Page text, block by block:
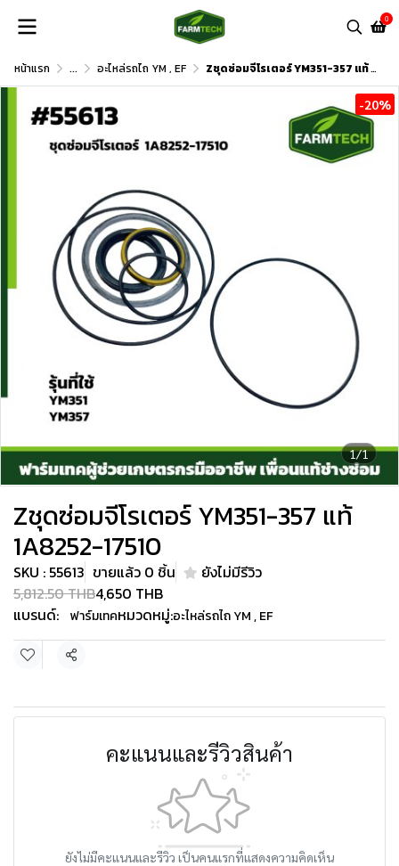
0
หน้าแรก ... อะไหล่รถไถ YM , EF Zชุดซ่อมจีโรเตอร์ YM351-357 แท้ 1A8252-17510
1/1
-20%
Zชุดซ่อมจีโรเตอร์ YM351-357 แท้
1A8252-17510
SKU : 55613 ขายแล้ว 0 ชิ้น
ยังไม่มีรีวิว
5,812.50 THB4,650 THB
แบรนด์:
ฟาร์มเทคหมวดหมู่:อะไหล่รถไถ YM , EF
แชร์
คะแนนและรีวิวสินค้า
ยังไม่มีคะแนนและรีวิว เป็นคนแรกที่แสดงความคิดเห็น